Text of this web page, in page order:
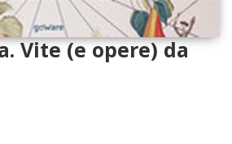
Vite (e opere) da